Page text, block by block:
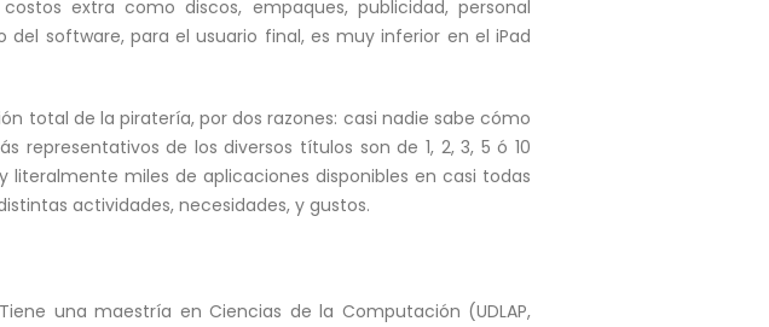
extra como discos, empaques, publicidad, personal
software, para el usuario final, es muy inferior en el iPad
total de la piratería, por dos razones: casi nadie sabe cómo
representativos de los diversos títulos son de 1, 2, 3, 5 ó 10
literalmente miles de aplicaciones disponibles en casi todas
actividades, necesidades, y gustos.
una maestría en Ciencias de la Computación (UDLAP,